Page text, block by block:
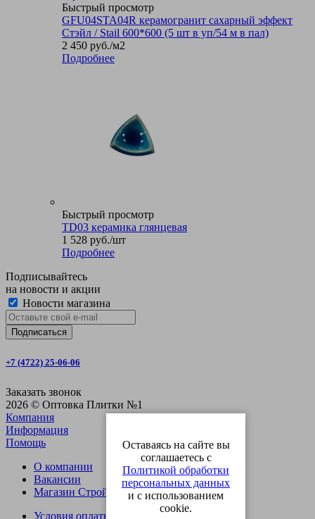
Быстрый просмотр
GFU04STA04R керамогранит сахарный эффект
Стэйл / Stail 600*600 (5 шт в уп/54 м в пал)
2 450 руб./м2
Подробнее
Быстрый просмотр
TD03 керамика глянцевая
1 528 руб./шт
Подробнее
Подписывайтесь
на новости и акции
Новости магазина
+7 (4722) 25-06-06
Заказать звонок
2026 © Оптовка Плитки №1
Компания
Информация
Помощь
О компании
Вакансии
Магазин СтройОпт
Условия оплаты
Оставаясь на сайте вы
соглашаетесь с
Политикой обработки
персональных данных
и с использованием
cookie.